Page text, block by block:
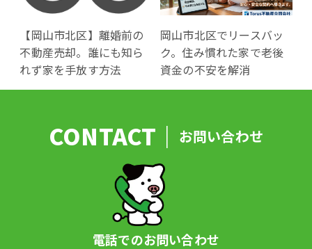
【岡山市北区】離婚前の
不動産売却。誰にも知ら
れず家を手放す方法
岡山市北区でリースバッ
ク。住み慣れた家で老後
資金の不安を解消
お問い合わせ